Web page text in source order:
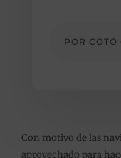
POR COTO
Con motivo de las
aprovechado para